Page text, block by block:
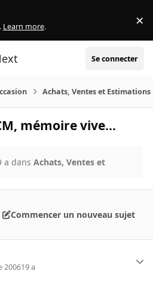
Learn more. ×
Se connecter
Achats, Ventes et Estimations
mémoire vive...
a dansAchats, Ventes et
Commencer un nouveau sujet
200619 a